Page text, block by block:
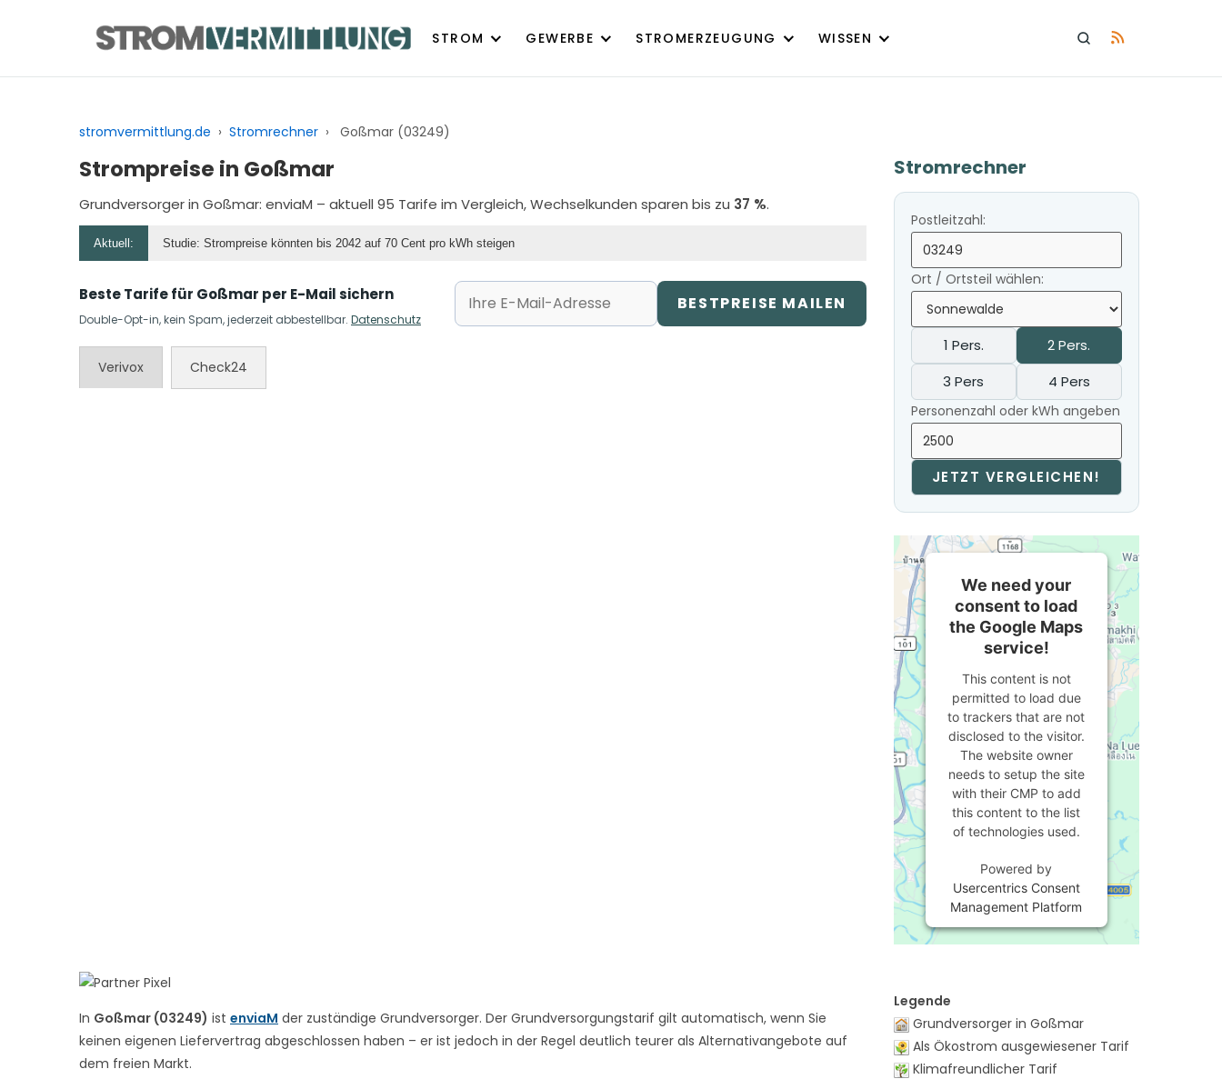
STROM GEWERBE STROMERZEUGUNG WISSEN
stromvermittlung.de › Stromrechner › Goßmar (03249)
Strompreise in Goßmar
Grundversorger in Goßmar: enviaM – aktuell 95 Tarife im Vergleich, Wechselkunden sparen bis zu 37 %.
In Goßmar (03249) ist enviaM der zuständige Grundversorger. Der Grundversorgungstarif gilt automatisch, wenn Sie
keinen eigenen Liefervertrag abgeschlossen haben – er ist jedoch in der Regel deutlich teurer als Alternativangebote auf
dem freien Markt.
Aktuell: Studie: Strompreise könnten bis 2042 auf 70 Cent pro kWh steigen
Beste Tarife für Goßmar per E-Mail sichern
Double-Opt-in, kein Spam, jederzeit abbestellbar. Datenschutz
BESTPREISE MAILEN
Verivox Check24
Stromrechner
Postleitzahl:
Ort / Ortsteil wählen:
1 Pers.
2 Pers.
3 Pers
4 Pers
Personenzahl oder kWh angeben
JETZT VERGLEICHEN!
We need your
consent to load
the Google Maps
service!
This content is not
permitted to load due
to trackers that are not
disclosed to the visitor.
The website owner
needs to setup the site
with their CMP to add
this content to the list
of technologies used.
Powered by
Usercentrics Consent
Management Platform
Legende
Grundversorger in Goßmar
Als Ökostrom ausgewiesener Tarif
Klimafreundlicher Tarif